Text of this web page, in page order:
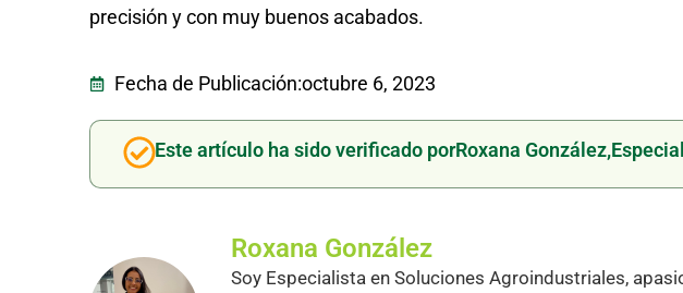
precisión y con muy buenos acabados.
Fecha de Publicación:octubre 6, 2023
Este artículo ha sido verificado porRoxana González,
Roxana González
Soy Especialista en Soluciones Agroindustriales,